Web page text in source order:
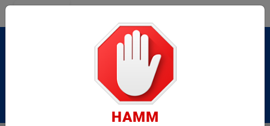
Pesquisar Notícia
HAMM